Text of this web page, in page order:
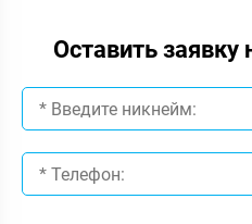
Оставить заявку